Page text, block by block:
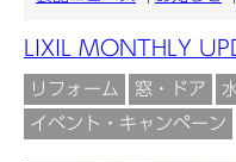
LIXIL MONTHLY
リフォーム 窓・ドア
イベント・キャンペーン